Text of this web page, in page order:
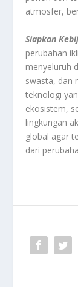
atmosfer,
Siapkan
perubahan
menyeluruh
swasta, dan
teknologi
ekosistem,
lingkungan
global agar
dari